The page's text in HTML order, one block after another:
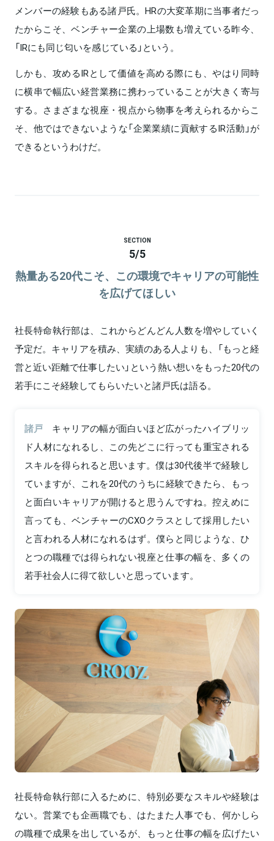
メンバーの経験もある諸戸氏。HRの大変革期に当事者だっ
たからこそ、ベンチャー企業の上場数も増えている昨今、
「IRにも同じ匂いを感じている」という。
しかも、攻めるIRとして価値を高める際にも、やはり同時
に横串で幅広い経営業務に携わっていることが大きく寄与
する。さまざまな視座・視点から物事を考えられるからこ
そ、他ではできないような「企業業績に貢献するIR活動」が
できるというわけだ。
SECTION
5/5
熱量ある20代こそ、この環境でキャリアの可能性
を広げてほしい
社長特命執行部は、これからどんどん人数を増やしていく
予定だ。キャリアを積み、実績のある人よりも、「もっと経
営と近い距離で仕事したい」という熱い想いをもった20代の
若手にこそ経験してもらいたいと諸戸氏は語る。
諸戸
キャリアの幅が面白いほど広がったハイブリッ
ド人材になれるし、この先どこに行っても重宝される
スキルを得られると思います。僕は30代後半で経験し
ていますが、これを20代のうちに経験できたら、もっ
と面白いキャリアが開けると思うんですね。控えめに
言っても、ベンチャーのCXOクラスとして採用したい
と言われる人材になれるはず。僕らと同じような、ひ
とつの職種では得られない視座と仕事の幅を、多くの
若手社会人に得て欲しいと思っています。
社長特命執行部に入るために、特別必要なスキルや経験は
ない。営業でも企画職でも、はたまた人事でも、何かしら
の職種で成果を出しているが、もっと仕事の幅を広げたい